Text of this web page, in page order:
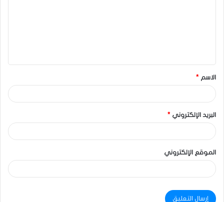
الاسم *
البريد الإلكتروني *
الموقع الإلكتروني